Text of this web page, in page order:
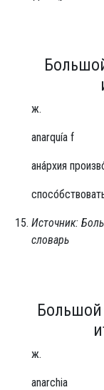
ж.
anarquía f
ана́рхия
Источник:
словарь
Большой
ж.
anarchia